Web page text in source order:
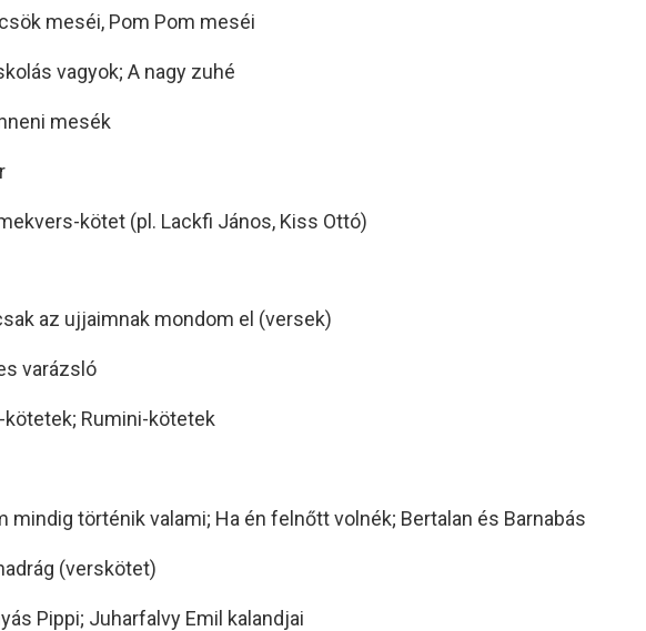
meséi, Pom Pom meséi
vagyok; A nagy zuhé
mesék
kötet (pl. Lackfi János, Kiss Ottó)
az ujjaimnak mondom el (versek)
varázsló
Rumini-kötetek
mindig történik valami; Ha én felnőtt volnék; Bertalan és Barnabás
(verskötet)
Pippi; Juharfalvy Emil kalandjai